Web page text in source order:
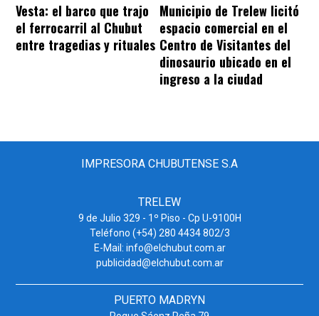
Vesta: el barco que trajo
el ferrocarril al Chubut
entre tragedias y rituales
Municipio de Trelew licitó
espacio comercial en el
Centro de Visitantes del
dinosaurio ubicado en el
ingreso a la ciudad
IMPRESORA CHUBUTENSE S.A
TRELEW
9 de Julio 329 - 1º Piso - Cp U-9100H
Teléfono (+54) 280 4434 802/3
E-Mail: info@elchubut.com.ar
publicidad@elchubut.com.ar
PUERTO MADRYN